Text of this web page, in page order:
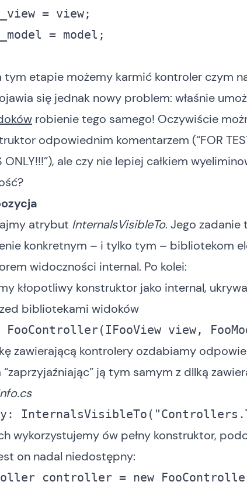
= view;
= model;
tym etapie możemy karmić kontroler czym
się jednak nowy problem: właśnie
robienie tego samego! Oczywiście
odpowiednim komentarzem (“FOR
ONLY!!!”), ale czy nie lepiej całkiem
atrybut InternalsVisibleTo. Jego zadanie
konkretnym – i tylko tym – bibliotekom
widoczności internal. Po kolei:
kłopotliwy konstruktor jako internal,
bibliotekami widoków
FooController(IFooView view,
zawierającą kontrolery ozdabiamy
ją tym samym z dllką
: InternalsVisibleTo(
wykorzystujemy ów pełny konstruktor,
on nadal niedostępny:
controller = new